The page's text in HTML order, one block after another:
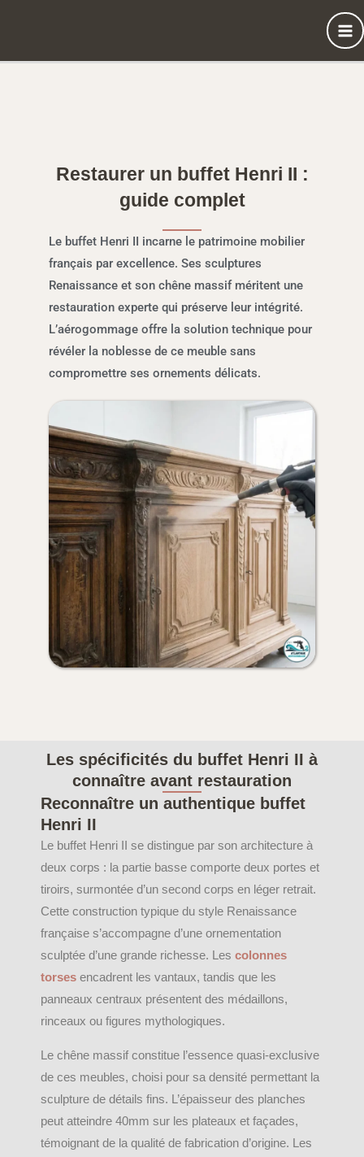
Restaurer un buffet Henri II :
guide complet
Le buffet Henri II incarne le patrimoine mobilier
français par excellence. Ses sculptures
Renaissance et son chêne massif méritent une
restauration experte qui préserve leur intégrité.
L’aérogommage offre la solution technique pour
révéler la noblesse de ce meuble sans
compromettre ses ornements délicats.
Les spécificités du buffet Henri II à
connaître avant restauration
Reconnaître un authentique buffet
Henri II
Le buffet Henri II se distingue par son architecture à
deux corps : la partie basse comporte deux portes et
tiroirs, surmontée d’un second corps en léger retrait.
Cette construction typique du style Renaissance
française s’accompagne d’une ornementation
sculptée d’une grande richesse. Les colonnes
torses encadrent les vantaux, tandis que les
panneaux centraux présentent des médaillons,
rinceaux ou figures mythologiques.
Le chêne massif constitue l’essence quasi-exclusive
de ces meubles, choisi pour sa densité permettant la
sculpture de détails fins. L’épaisseur des planches
peut atteindre 40mm sur les plateaux et façades,
témoignant de la qualité de fabrication d’origine. Les